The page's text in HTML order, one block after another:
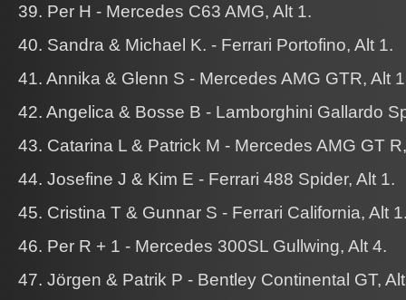
39. Per H - Mercedes C63 AMG, Alt 1.
40. Sandra & Michael K. - Ferrari Portofino, Alt 1.
41. Annika & Glenn S - Mercedes AMG GTR, Alt
42. Angelica & Bosse B - Lamborghini Gallardo
43. Catarina L & Patrick M - Mercedes AMG GT
44. Josefine J & Kim E - Ferrari 488 Spider, Alt 1.
45. Cristina T & Gunnar S - Ferrari California, Alt
46. Per R + 1 - Mercedes 300SL Gullwing, Alt 4.
47. Jörgen & Patrik P - Bentley Continental GT,